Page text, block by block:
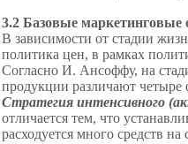
3.2 Базовые маркетинговые
В зависимости от стадии
политика цен, в рамках
Согласно И. Ансоффу, на
продукции различают четыре
Стратегия интенсивного
отличается тем, что
расходуется много средств